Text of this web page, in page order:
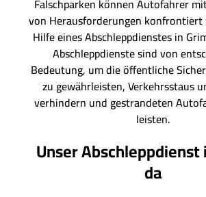
Falschparken können Autofahrer
von Herausforderungen
Hilfe eines Abschleppdienstes in
Abschleppdienste sind von
Bedeutung, um die öffentliche
zu gewährleisten, Verkehrsstaus
verhindern und gestrandeten
leisten.
Unser
da